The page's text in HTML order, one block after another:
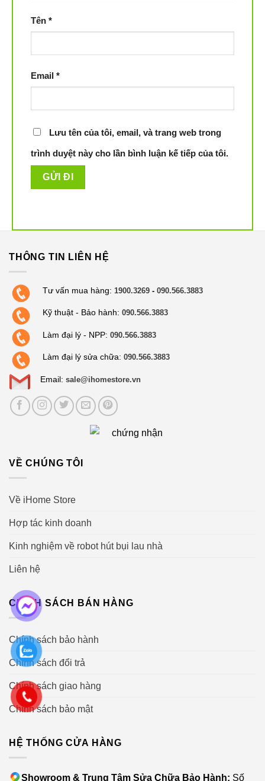
Tên *
Email *
Lưu tên của tôi, email, và trang web trong
trình duyệt này cho lần bình luận kế tiếp của tôi.
THÔNG TIN LIÊN HỆ
Tư vấn mua hàng: 1900.3269 -090.566.3883
Kỹ thuật - Bảo hành: 090.566.3883
Làm đại lý - NPP: 090.566.3883
Làm đại lý sửa chữa: 090.566.3883
Email: sale@ihomestore.vn
VỀ CHÚNG TÔI
Về iHome Store
Hợp tác kinh doanh
Kinh nghiệm về robot hút bụi lau nhà
Liên hệ
CHÍNH SÁCH BÁN HÀNG
Chính sách bảo hành
Chính sách đổi trả
Chính sách giao hàng
Chính sách bảo mật
HỆ THỐNG CỬA HÀNG
Showroom & Trung Tâm Sửa Chữa Bảo Hành: Số